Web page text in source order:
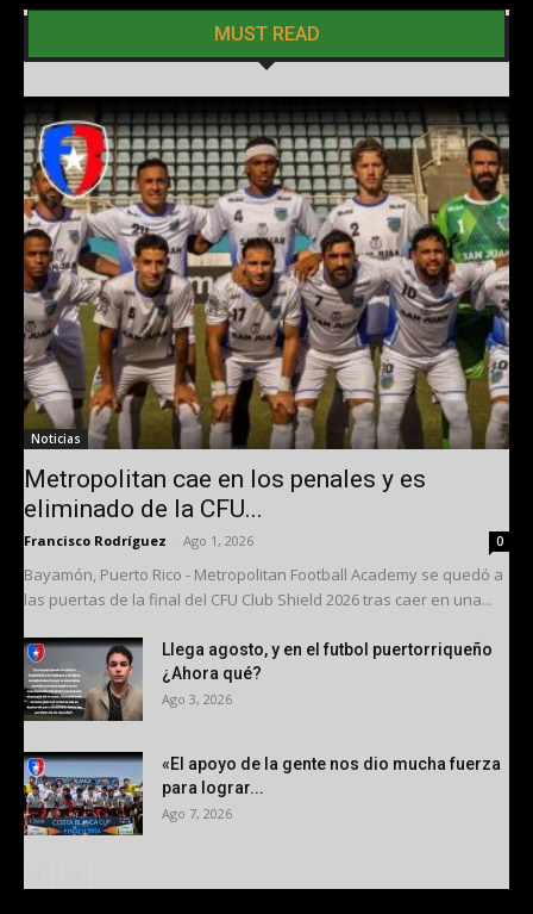
MUST READ
Noticias
Metropolitan cae en los penales y es
eliminado de la CFU...
Francisco Rodríguez Ago 1, 2026 0
Bayamón, Puerto Rico - Metropolitan Football Academy se quedó a
las puertas de la final del CFU Club Shield 2026 tras caer en una...
Llega agosto, y en el futbol puertorriqueño
¿Ahora qué?
Ago 3, 2026
«El apoyo de la gente nos dio mucha fuerza
para lograr...
Ago 7, 2026